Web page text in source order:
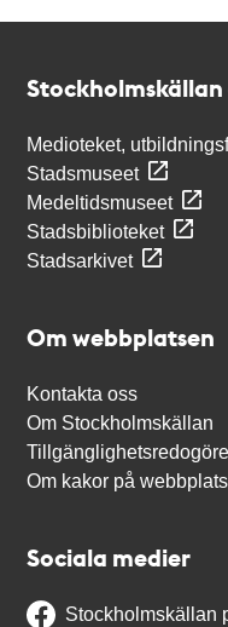
Medioteket,
Stadsmuseet
Medeltidsmuseet
Stadsbiblioteket
Stadsarkivet
Om webbplatsen
Kontakta oss
Om Stockholmskällan
Om kakor på
Sociala medier
Stockholmskällan